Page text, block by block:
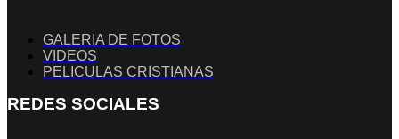
GALERIA DE FOTOS
VIDEOS
PELICULAS CRISTIANAS
REDES SOCIALES